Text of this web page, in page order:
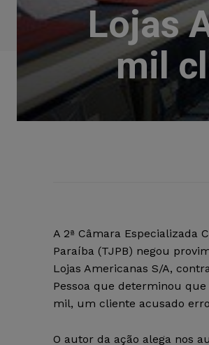
Lojas
mil
A 2ª Câmara Especializada
Paraíba (TJPB) negou
Lojas Americanas S/A,
Pessoa que determinou
mil, um cliente acusado
O autor da ação alega nos